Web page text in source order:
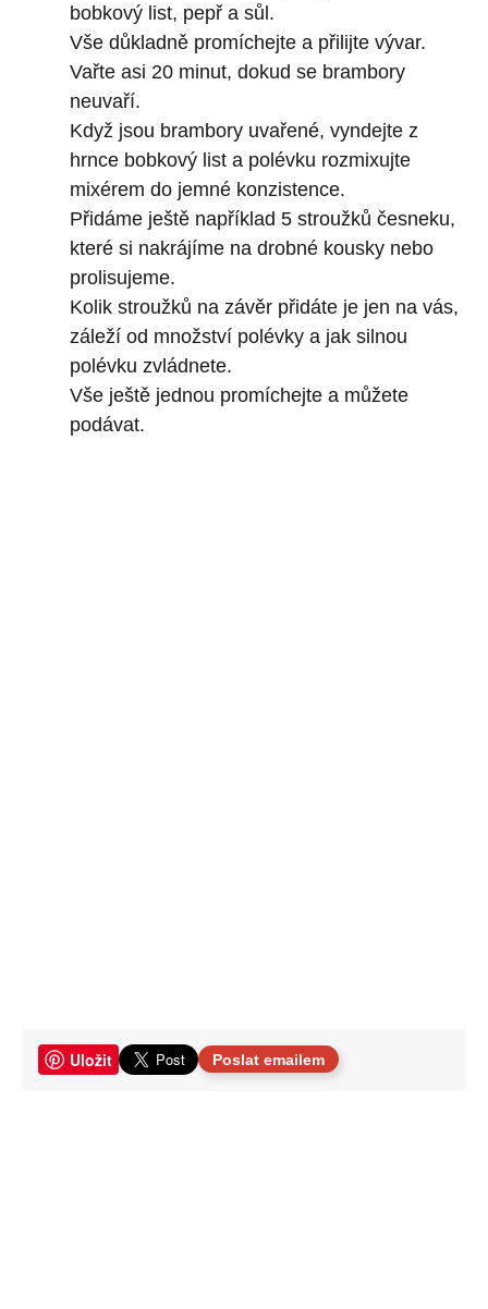
bobkový list, pepř a sůl.
Vše důkladně promíchejte a přilijte vývar.
Vařte asi 20 minut, dokud se brambory
neuvaří.
Když jsou brambory uvařené, vyndejte z
hrnce bobkový list a polévku rozmixujte
mixérem do jemné konzistence.
Přidáme ještě například 5 stroužků česneku,
které si nakrájíme na drobné kousky nebo
prolisujeme.
Kolik stroužků na závěr přidáte je jen na vás,
záleží od množství polévky a jak silnou
polévku zvládnete.
Vše ještě jednou promíchejte a můžete
podávat.
Uložit Poslat emailem